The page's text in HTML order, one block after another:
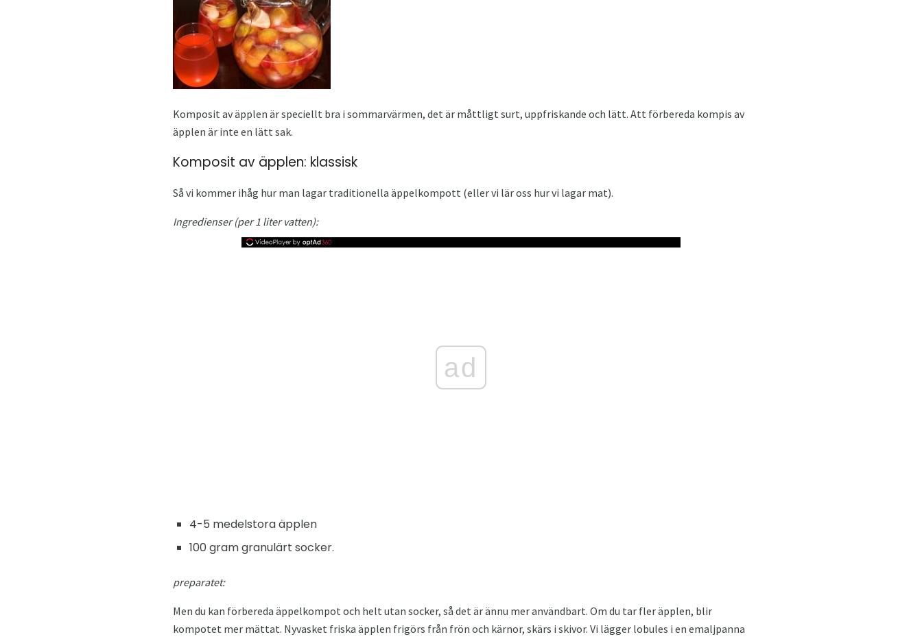
Komposit av äpplen är speciellt bra i sommarvärmen, det är måttligt surt, uppfriskande och lätt. Att förbereda kompis av
äpplen är inte en lätt sak.
Komposit av äpplen: klassisk
Så vi kommer ihåg hur man lagar traditionella äppelkompott (eller vi lär oss hur vi lagar mat).
Ingredienser (per 1 liter vatten):
ad
4-5 medelstora äpplen
100 gram granulärt socker.
preparatet:
Men du kan förbereda äppelkompot och helt utan socker, så det är ännu mer användbart. Om du tar fler äpplen, blir
kompotet mer mättat. Nyvasket friska äpplen frigörs från frön och kärnor, skärs i skivor. Vi lägger lobules i en emaljpanna